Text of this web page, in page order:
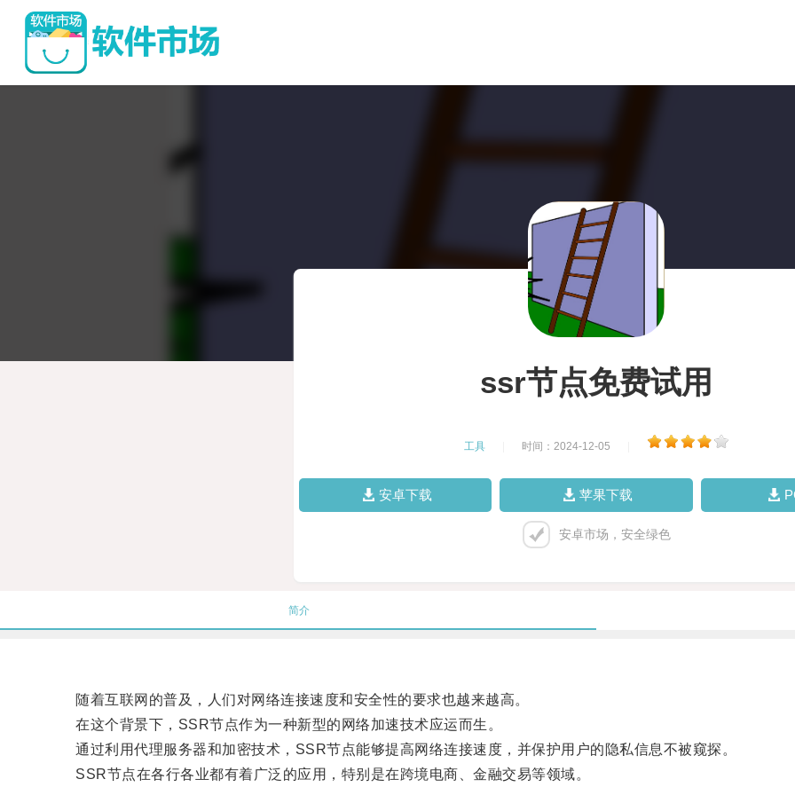
ssr节点免费试用
工具 时间：2024-12-05
安卓下载 苹果下载
安卓市场，安全绿色
简介
随着互联网的普及，人们对网络连接速度和安全性的要求也越来越高。
在这个背景下，SSR节点作为一种新型的网络加速技术应运而生。
通过利用代理服务器和加密技术，SSR节点能够提高网络连接速度，并保护用户的隐私信息不被窥探。
SSR节点在各行各业都有着广泛的应用，特别是在跨境电商、金融交易等领域。